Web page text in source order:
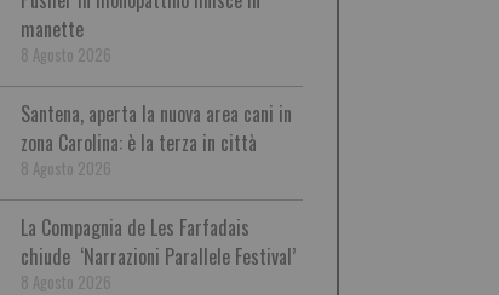
manette
8 Agosto 2026
Santena, aperta la nuova area cani in
zona Carolina: è la terza in città
8 Agosto 2026
La Compagnia de Les Farfadais
chiude ‘Narrazioni Parallele Festival’
8 Agosto 2026